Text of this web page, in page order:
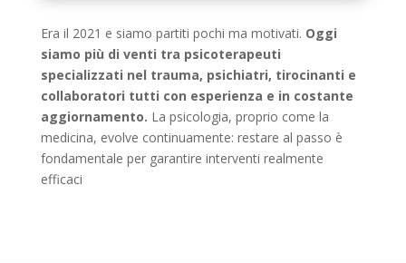
Era il 2021 e siamo partiti pochi ma motivati. Oggi
siamo più di venti tra psicoterapeuti
specializzati nel trauma, psichiatri, tirocinanti e
collaboratori tutti con esperienza e in costante
aggiornamento. La psicologia, proprio come la
medicina, evolve continuamente: restare al passo è
fondamentale per garantire interventi realmente
efficaci